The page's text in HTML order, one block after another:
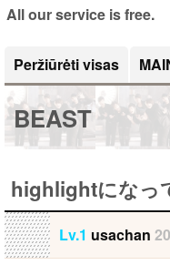
All our service is free.
Peržiūrėti visas
BEAST
highlightになっ
Lv.1 usachan